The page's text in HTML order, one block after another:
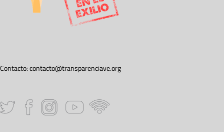
Contacto:contacto@transparenciave.org